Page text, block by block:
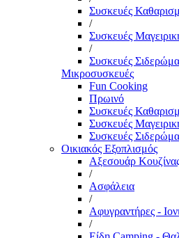
Συσκευές
/
Συσκευές
/
Συσκευές
Μικροσυσκευές
Fun Cooking
Πρωινό
Συσκευές
Συσκευές
Συσκευές
Οικιακός Εξοπλισμός
Αξεσουάρ
/
Ασφάλεια
/
Αφυγραντήρες -
/